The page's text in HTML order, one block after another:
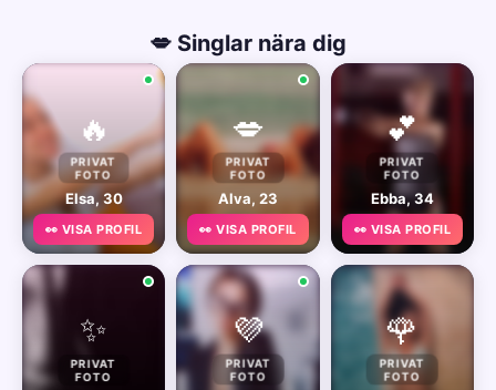
💋 Singlar nära dig
🔥
PRIVAT
FOTO
Elsa, 30
👀 VISA PROFIL
💋
PRIVAT
FOTO
Alva, 23
👀 VISA PROFIL
💕
PRIVAT
FOTO
Ebba, 34
👀 VISA PROFIL
✨
PRIVAT
FOTO
💜
PRIVAT
FOTO
🌹
PRIVAT
FOTO